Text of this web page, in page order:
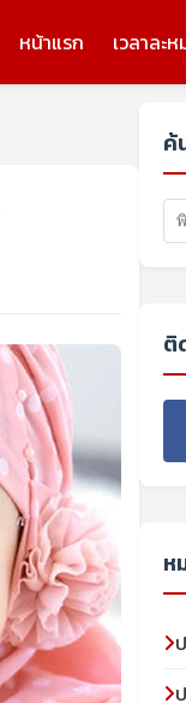
หน้าแรก เวลาละ
ค้
ติ
ห